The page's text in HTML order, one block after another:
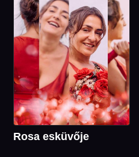
Rosa esküvője